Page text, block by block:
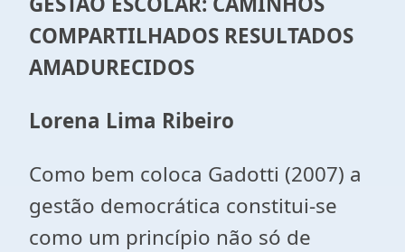
COMPARTILHADOS RESULTADOS
AMADURECIDOS
Lorena Lima Ribeiro
Como bem coloca Gadotti (2007) a
gestão democrática constitui-se
como um princípio não só de